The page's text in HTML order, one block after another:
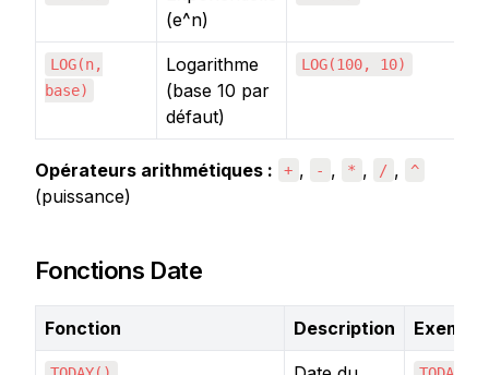
(e^n)
LOG(n,
base)
Logarithme
(base 10 par
défaut)
LOG(100, 10)
Opérateurs arithmétiques : + , - , * , / , ^
(puissance)
Fonctions Date
Fonction Description Exemple